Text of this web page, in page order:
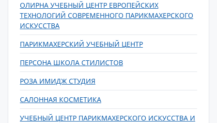
ОЛИРНА УЧЕБНЫЙ ЦЕНТР ЕВРОПЕЙСКИХ
ТЕХНОЛОГИЙ СОВРЕМЕННОГО ПАРИКМАХЕРСКОГО
ИСКУССТВА
ПАРИКМАХЕРСКИЙ УЧЕБНЫЙ ЦЕНТР
ПЕРСОНА ШКОЛА СТИЛИСТОВ
РОЗА ИМИДЖ СТУДИЯ
САЛОННАЯ КОСМЕТИКА
УЧЕБНЫЙ ЦЕНТР ПАРИКМАХЕРСКОГО ИСКУССТВА И